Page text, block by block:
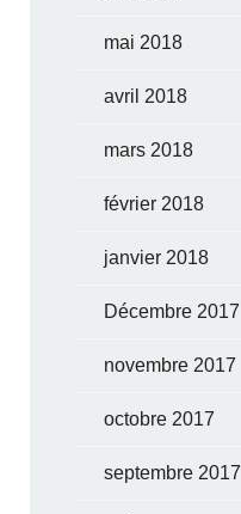
mai 2018
avril 2018
mars 2018
février 2018
janvier 2018
Décembre 2017
novembre 2017
octobre 2017
septembre 2017